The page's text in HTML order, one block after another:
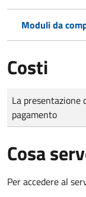
Moduli da
Costi
Tipo di pagamento
Importo
La presentazione
pagamento
Cosa
Per accedere al